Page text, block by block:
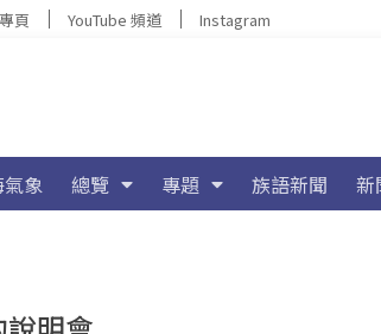
頁 YouTube 頻道 Instagram
象 總覽 專題 族語新聞 新